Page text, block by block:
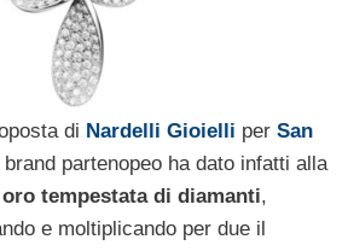
di Nardelli Gioielli per San
partenopeo ha dato infatti alla
tempestata di diamanti,
e moltiplicando per due il